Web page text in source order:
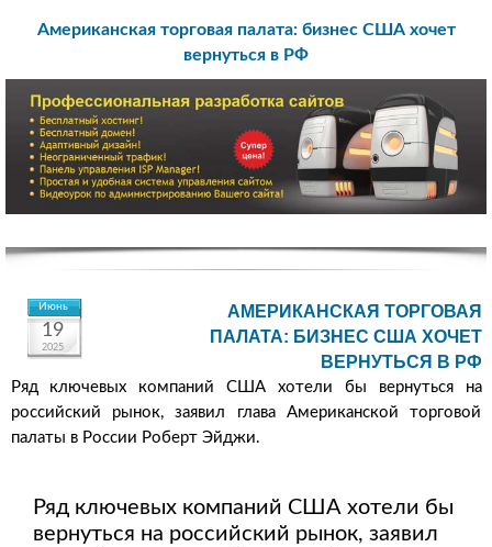
Американская торговая палата: бизнес США хочет
вернуться в РФ
Июнь
19
2025
АМЕРИКАНСКАЯ ТОРГОВАЯ
ПАЛАТА: БИЗНЕС США ХОЧЕТ
ВЕРНУТЬСЯ В РФ
Ряд ключевых компаний США хотели бы вернуться на
российский рынок, заявил глава Американской торговой
палаты в России Роберт Эйджи.
Ряд ключевых компаний США хотели бы
вернуться на российский рынок, заявил